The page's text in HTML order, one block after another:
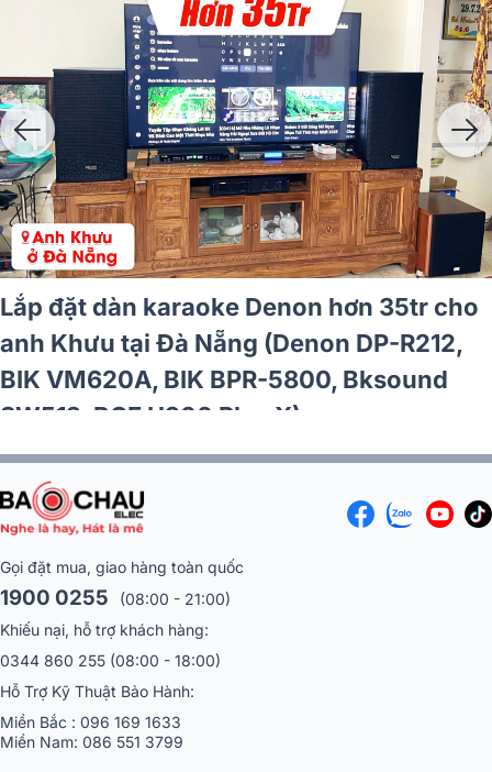
Lắp đặt dàn karaoke Denon hơn 35tr cho
anh Khưu tại Đà Nẵng (Denon DP-R212,
BIK VM620A, BIK BPR-5800, Bksound
SW512, BCE U900 Plus X)
Gọi đặt mua, giao hàng toàn quốc
1900 0255
(08:00 - 21:00)
Khiếu nại, hỗ trợ khách hàng:
0344 860 255 (08:00 - 18:00)
Hỗ Trợ Kỹ Thuật Bảo Hành:
Miền Bắc : 096 169 1633
Miền Nam: 086 551 3799